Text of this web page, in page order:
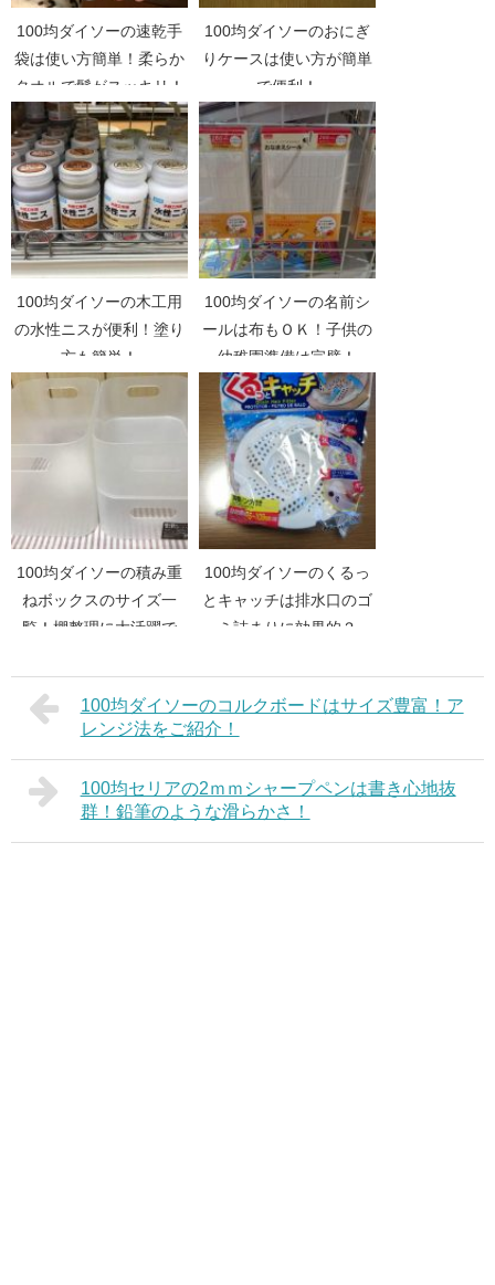
100均ダイソーの速乾手
袋は使い方簡単！柔らか
タオルで髪がスッキリ！
100均ダイソーのおにぎ
りケースは使い方が簡単
で便利！
100均ダイソーの木工用
の水性ニスが便利！塗り
方も簡単！
100均ダイソーの名前シ
ールは布もＯＫ！子供の
幼稚園準備は完璧！
100均ダイソーの積み重
ねボックスのサイズ一
覧！棚整理に大活躍で
100均ダイソーのくるっ
とキャッチは排水口のゴ
ミ詰まりに効果的？
100均ダイソーのコルクボードはサイズ豊富！ア
レンジ法をご紹介！
100均セリアの2ｍｍシャープペンは書き心地抜
群！鉛筆のような滑らかさ！